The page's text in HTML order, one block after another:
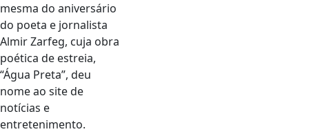
mesma do aniversário
do poeta e jornalista
Almir Zarfeg, cuja obra
poética de estreia,
“Água Preta”, deu
nome ao site de
notícias e
entretenimento.